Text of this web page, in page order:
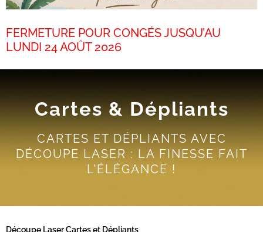
FERMETURE POUR CONGÉS JUSQU’AU
LUNDI 24 AOÛT 2026
Cartes & Dépliants
CARTES ET DÉPLIANTS AVEC
DÉCOUPE LASER : LA FINESSE FAIT
L’ÉLÉGANCE !
Découpe LaserCartes et Dépliants